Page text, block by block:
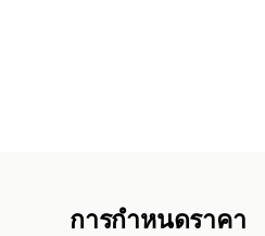
การกำหนดราคา